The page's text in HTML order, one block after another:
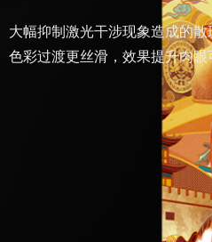
大幅抑制激光干涉现象造成的
色彩过渡更丝滑，效果提升肉眼